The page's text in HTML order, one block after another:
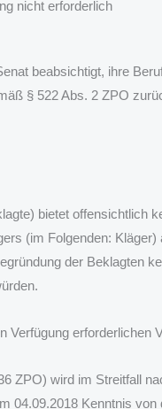
nicht erforderlich
beabsichtigt, ihre
§ 522 Abs. 2 ZPO
bietet offensichtlich
(im Folgenden:
der Beklagten
erforderlichen
ZPO) wird im Streitfall
04.09.2018 Kenntnis